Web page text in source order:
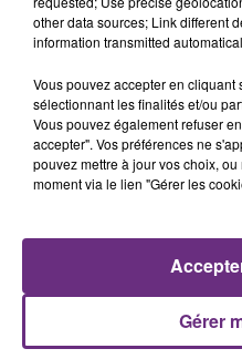
Cela fait déjà une
nucléaire ardennaise
justifiée par la
présente.
C'était l'une des
rémois. Le magasin
fermer ses portes.
other data sources; Link different
information transmitted
Vous pouvez accepter en cliquant
sélectionnant les finalités et/ou
Vous pouvez également refuser
accepter". Vos préférences ne
pouvez mettre à jour vos choix,
moment via le lien "Gérer les
Gérer